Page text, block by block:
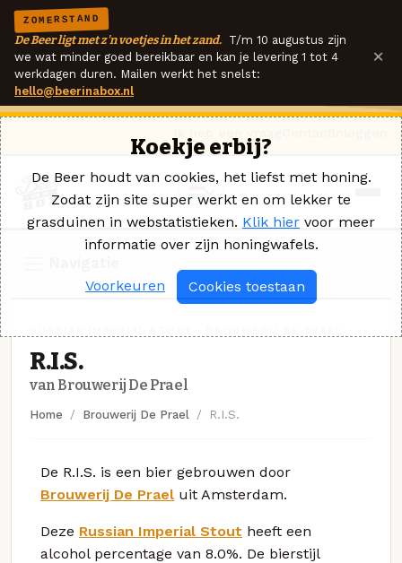
ZOMERSTAND
De Beer ligt met z'n voetjes in het zand. T/m 10 augustus zijn
we wat minder goed bereikbaar en kan je levering 1 tot 4
werkdagen duren. Mailen werkt het snelst:
hello@beerinabox.nl
×
R.I.S.
van Brouwerij De Prael
Home Brouwerij De Prael R.I.S.
De R.I.S. is een bier gebrouwen door
Brouwerij De Prael uit Amsterdam.
Deze Russian Imperial Stout heeft een
alcohol percentage van 8.0%. De bierstijl
Koekje erbij?
De Beer houdt van cookies, het liefst met honing.
Zodat zijn site super werkt en om lekker te
grasduinen in webstatistieken. Klik hier voor meer
informatie over zijn honingwafels.
Voorkeuren Cookies toestaan